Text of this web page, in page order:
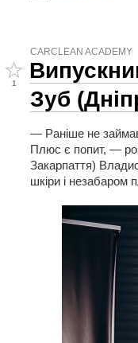
CARCLEAN ACADEMY
1
Зуб
— Раніше не
Плюс є попит, —
Закарпаття)
шкіри і незабаром